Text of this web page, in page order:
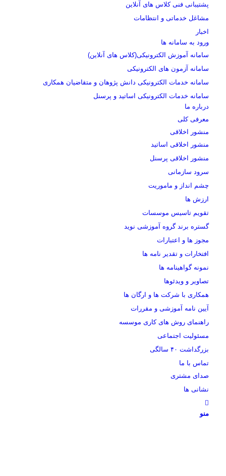
پشتیبانی فنی کلاس های آنلاین
مشاغل خدماتی و انتظامات
اخبار
ورود به سامانه ها
سامانه آموزش الکترونیکی(کلاس های آنلاین)
سامانه آزمون های الکترونیکی
سامانه خدمات الکترونیکی دانش پژوهان و متقاضیان همکاری
سامانه خدمات الکترونیکی اساتید و پرسنل
درباره ما
معرفی کلی
منشور اخلاقی
منشور اخلاقی اساتید
منشور اخلاقی پرسنل
سرود سازمانی
چشم انداز و ماموریت
ارزش ها
تقویم تاسیس موسسات
گستره برند گروه آموزشی نوید
مجوز ها و اعتبارات
افتخارات و تقدیر نامه ها
نمونه گواهینامه ها
تصاویر و ویدئوها
همکاری با شرکت ها و ارگان ها
آیین نامه آموزشی و مقررات
راهنمای روش های کاری موسسه
مسئولیت اجتماعی
بزرگداشت ۴۰ سالگی
تماس با ما
صدای مشتری
نشانی ها
منو